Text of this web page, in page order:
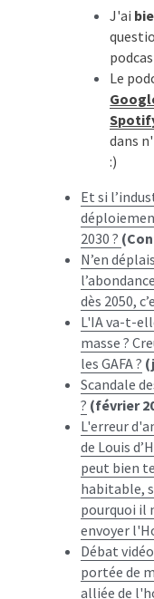
J'ai
dans
:)
Et si
2030 ?
N’en
dès 2050,
L'IA va-t-
masse ?
les GAFA ?
Scandale
? (février
L'erreur
de Louis
peut bien
habitable,
pourquoi il
envoyer
Débat
portée de
alliée de